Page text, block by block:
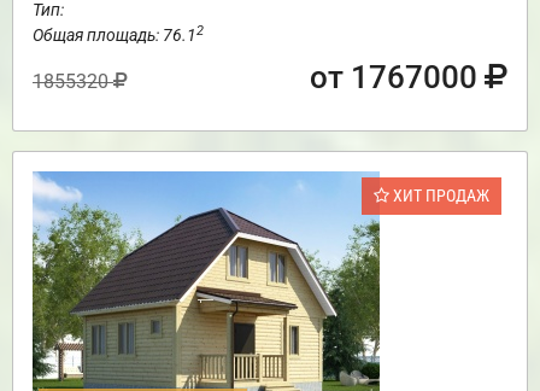
Тип:
Общая площадь: 76.12
1855320 от 1767000
ХИТ ПРОДАЖ